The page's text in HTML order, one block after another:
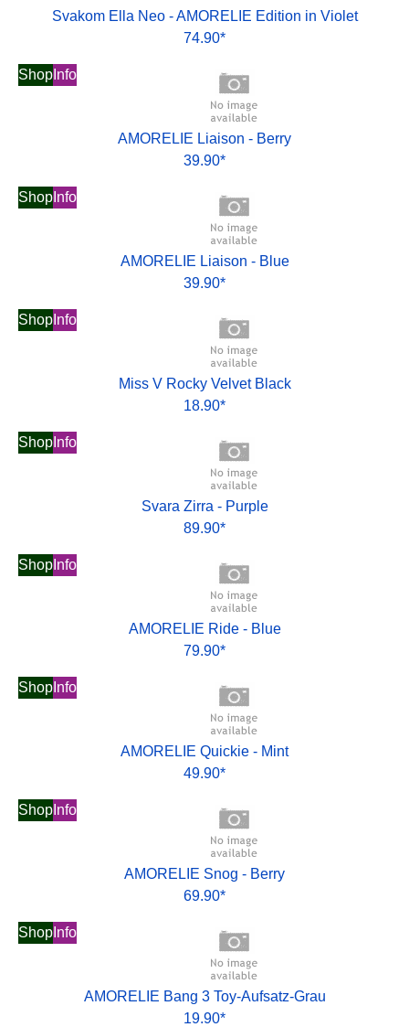
Svakom Ella Neo - AMORELIE Edition in Violet
74.90*
Shop Info
AMORELIE Liaison - Berry
39.90*
Shop Info
AMORELIE Liaison - Blue
39.90*
Shop Info
Miss V Rocky Velvet Black
18.90*
Shop Info
Svara Zirra - Purple
89.90*
Shop Info
AMORELIE Ride - Blue
79.90*
Shop Info
AMORELIE Quickie - Mint
49.90*
Shop Info
AMORELIE Snog - Berry
69.90*
Shop Info
AMORELIE Bang 3 Toy-Aufsatz-Grau
19.90*